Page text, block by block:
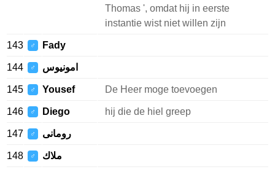
Thomas ', omdat hij in eerste
instantie wist niet willen zijn
143 ♂ Fady
144 ♂ امونيوس
145 ♂ Yousef De Heer moge toevoegen
146 ♂ Diego hij die de hiel greep
147 ♂ رومانى
148 ♂ ملاك